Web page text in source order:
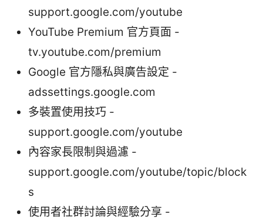
support.google.com/youtube
YouTube Premium 官方頁面 -
tv.youtube.com/premium
Google 官方隱私與廣告設定 -
adssettings.google.com
多裝置使用技巧 -
support.google.com/youtube
內容家長限制與過濾 -
support.google.com/youtube/topic/block
s
使用者社群討論與經驗分享 -